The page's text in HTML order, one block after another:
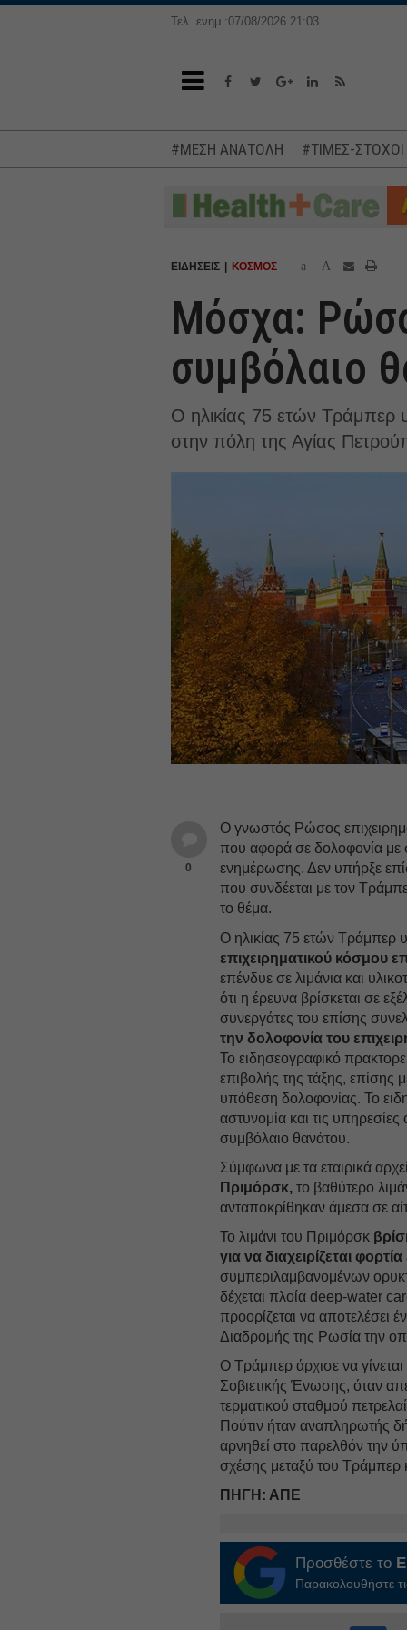
Τελ. ενημ.:07/08/2026 21:03
#ΜΕΣΗ ΑΝΑΤΟΛΗ #ΤΙΜΕΣ-
ΕΙΔΗΣΕΙΣ ΚΟΣΜΟΣ a A
Μόσχα:
συμβόλαιο
Ο ηλικίας 75 ετών Τράμπερ
στην πόλη της Αγίας
0
Ο γνωστός Ρώσος
που αφορά σε δολοφονία με
ενημέρωσης. Δεν υπήρξε
που συνδέεται με τον
το θέμα.
Ο ηλικίας 75 ετών Τράμπερ
επιχειρηματικού κόσμου
επένδυε σε λιμάνια και
ότι η έρευνα βρίσκεται σε
συνεργάτες του επίσης
την δολοφονία του
Το ειδησεογραφικό
επιβολής της τάξης, επίσης
υπόθεση δολοφονίας. Το
αστυνομία και τις
συμβόλαιο θανάτου.
Σύμφωνα με τα εταιρικά
Πριμόρσκ, το βαθύτερο
ανταποκρίθηκαν άμεσα σε
Το λιμάνι του Πριμόρσκ
για να διαχειρίζεται
συμπεριλαμβανομένων
δέχεται πλοία deep-water
προορίζεται να αποτελέσει
Διαδρομής της Ρωσία την
Ο Τράμπερ άρχισε να
Σοβιετικής Ένωσης, όταν
τερματικού σταθμού
Πούτιν ήταν αναπληρωτής
αρνηθεί στο παρελθόν την
σχέσης μεταξύ του Τράμπερ
ΠΗΓΗ: ΑΠΕ
Προσθέστε το
Παρακολουθήστε